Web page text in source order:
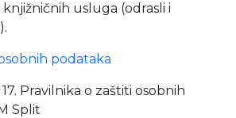
English
usluga (odrasli i
podataka
Pravilnika o zaštiti osobnih
Split